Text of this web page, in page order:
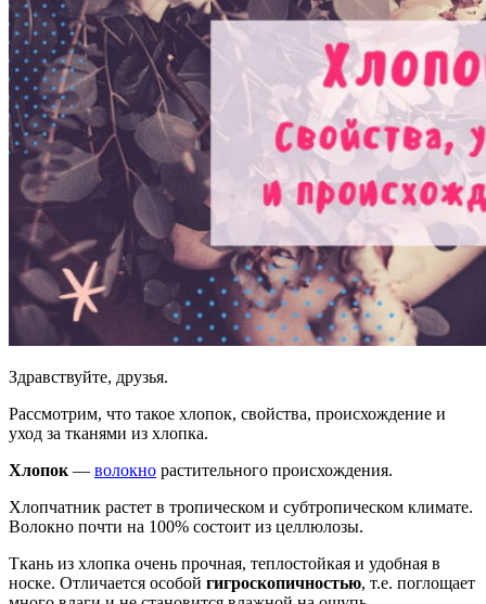
Здравствуйте, друзья.
Рассмотрим, что такое хлопок, свойства, происхождение и
уход за тканями из хлопка.
Хлопок — волокно растительного происхождения.
Хлопчатник растет в тропическом и субтропическом климате.
Волокно почти на 100% состоит из целлюлозы.
Ткань из хлопка очень прочная, теплостойкая и удобная в
носке. Отличается особой гигроскопичностью, т.е. поглощает